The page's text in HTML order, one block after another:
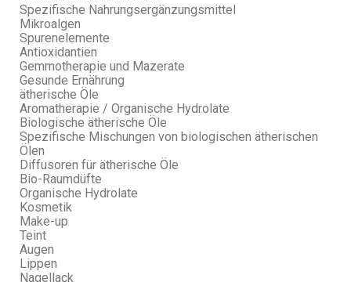
Spezifische Nahrungsergänzungsmittel
Mikroalgen
Spurenelemente
Antioxidantien
Gemmotherapie und Mazerate
Gesunde Ernährung
ätherische Öle
Aromatherapie / Organische Hydrolate
Biologische ätherische Öle
Spezifische Mischungen von biologischen ätherischen
Ölen
Diffusoren für ätherische Öle
Bio-Raumdüfte
Organische Hydrolate
Kosmetik
Make-up
Teint
Augen
Lippen
Nagellack